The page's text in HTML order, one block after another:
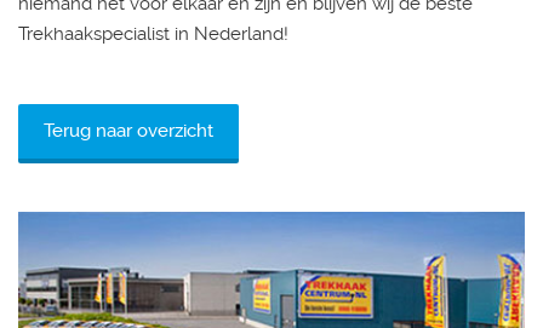
Trekhaakspecialist in Nederland!
Terug naar overzicht